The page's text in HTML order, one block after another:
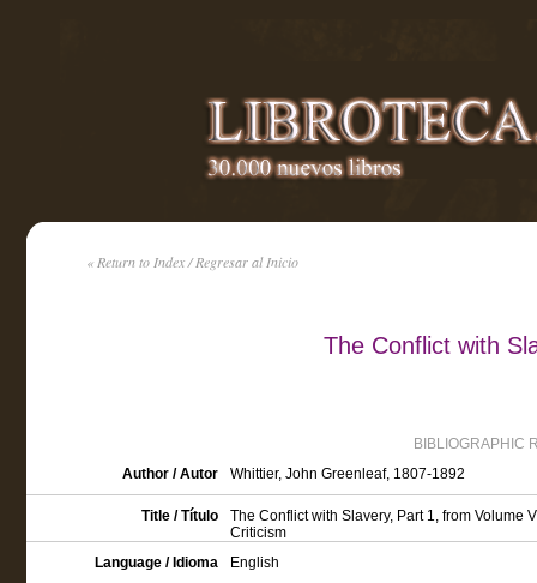
« Return to Index / Regresar al Inicio
The Conflict with
BIBLIOGRAPHIC
Author / Autor
Whittier, John Greenleaf, 1807-1892
Title / Título
The Conflict with Slavery, Part 1, from Volume
Criticism
Language / Idioma
English